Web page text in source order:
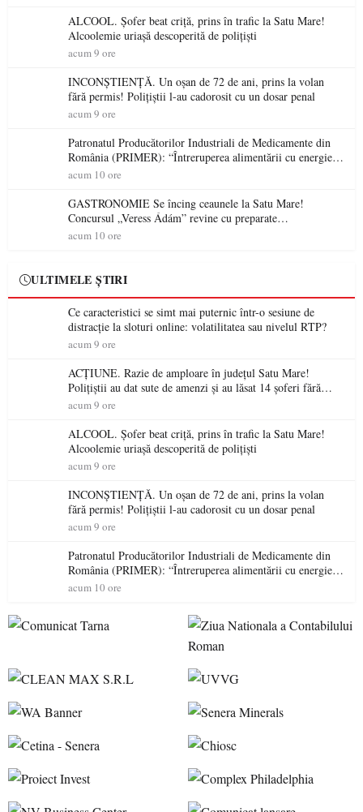
ALCOOL. Șofer beat criță, prins în trafic la Satu Mare!
Alcoolemie uriașă descoperită de polițiști
acum 9 ore
INCONȘTIENȚĂ. Un oșan de 72 de ani, prins la volan
fără permis! Polițiștii l-au cadorosit cu un dosar penal
acum 9 ore
Patronatul Producătorilor Industriali de Medicamente din
România (PRIMER): “Întreruperea alimentării cu energie
electrică a fabricilor de medicamente va pune în pericol
acum 10 ore
GASTRONOMIE Se încing ceaunele la Satu Mare!
Concursul „Veress Ádám” revine cu preparate
spectaculoase, premii și un jurat de renume
acum 10 ore
ULTIMELE ȘTIRI
Ce caracteristici se simt mai puternic într-o sesiune de
distracție la sloturi online: volatilitatea sau nivelul RTP?
acum 9 ore
ACȚIUNE. Razie de amploare în județul Satu Mare!
Polițiștii au dat sute de amenzi și au lăsat 14 șoferi fără
permis într-o singură zi
acum 9 ore
ALCOOL. Șofer beat criță, prins în trafic la Satu Mare!
Alcoolemie uriașă descoperită de polițiști
acum 9 ore
INCONȘTIENȚĂ. Un oșan de 72 de ani, prins la volan
fără permis! Polițiștii l-au cadorosit cu un dosar penal
acum 9 ore
Patronatul Producătorilor Industriali de Medicamente din
România (PRIMER): “Întreruperea alimentării cu energie
electrică a fabricilor de medicamente va pune în pericol
acum 10 ore